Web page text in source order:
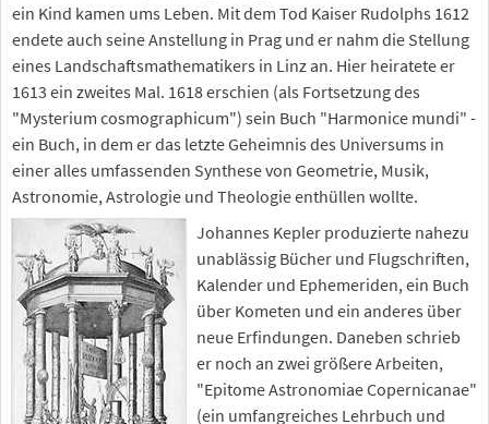
ein Kind kamen ums Leben. Mit dem Tod Kaiser Rudolphs 1612
endete auch seine Anstellung in Prag und er nahm die Stellung
eines Landschaftsmathematikers in Linz an. Hier heiratete er
1613 ein zweites Mal. 1618 erschien (als Fortsetzung des
"Mysterium cosmographicum") sein Buch "Harmonice mundi" -
ein Buch, in dem er das letzte Geheimnis des Universums in
einer alles umfassenden Synthese von Geometrie, Musik,
Astronomie, Astrologie und Theologie enthüllen wollte.
Johannes Kepler produzierte nahezu
unablässig Bücher und Flugschriften,
Kalender und Ephemeriden, ein Buch
über Kometen und ein anderes über
neue Erfindungen. Daneben schrieb
er noch an zwei größere Arbeiten,
"Epitome Astronomiae Copernicanae"
(ein umfangreiches Lehrbuch und